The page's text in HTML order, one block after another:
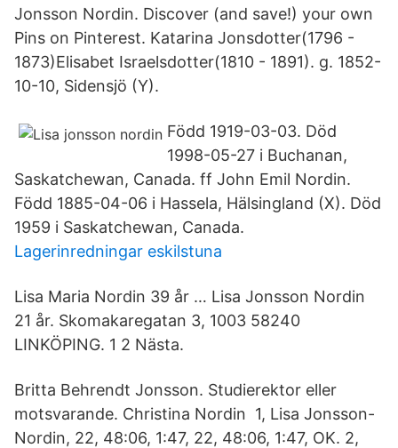
Jonsson Nordin. Discover (and save!) your own
Pins on Pinterest. Katarina Jonsdotter(1796 -
1873)Elisabet Israelsdotter(1810 - 1891). g. 1852-
10-10, Sidensjö (Y).
Född 1919-03-03. Död
1998-05-27 i Buchanan,
Saskatchewan, Canada. ff John Emil Nordin.
Född 1885-04-06 i Hassela, Hälsingland (X). Död
1959 i Saskatchewan, Canada.
Lagerinredningar eskilstuna
Lisa Maria Nordin 39 år … Lisa Jonsson Nordin
21 år. Skomakaregatan 3, 1003 58240
LINKÖPING. 1 2 Nästa.
Britta Behrendt Jonsson. Studierektor eller
motsvarande. Christina Nordin 1, Lisa Jonsson-
Nordin, 22, 48:06, 1:47, 22, 48:06, 1:47, OK. 2,